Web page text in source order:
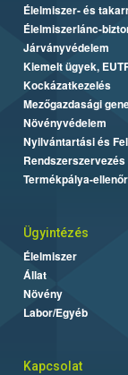
Élelmiszer- és
Élelmiszerlánc-
Járványvédelem
Kiemelt ügyek,
Kockázatkezelés
Mezőgazdasági
Növényvédelem
Nyilvántartási és
Termékpálya-
Ügyintézés
Élelmiszer
Állat
Növény
Labor/Egyéb
Kapcsolat